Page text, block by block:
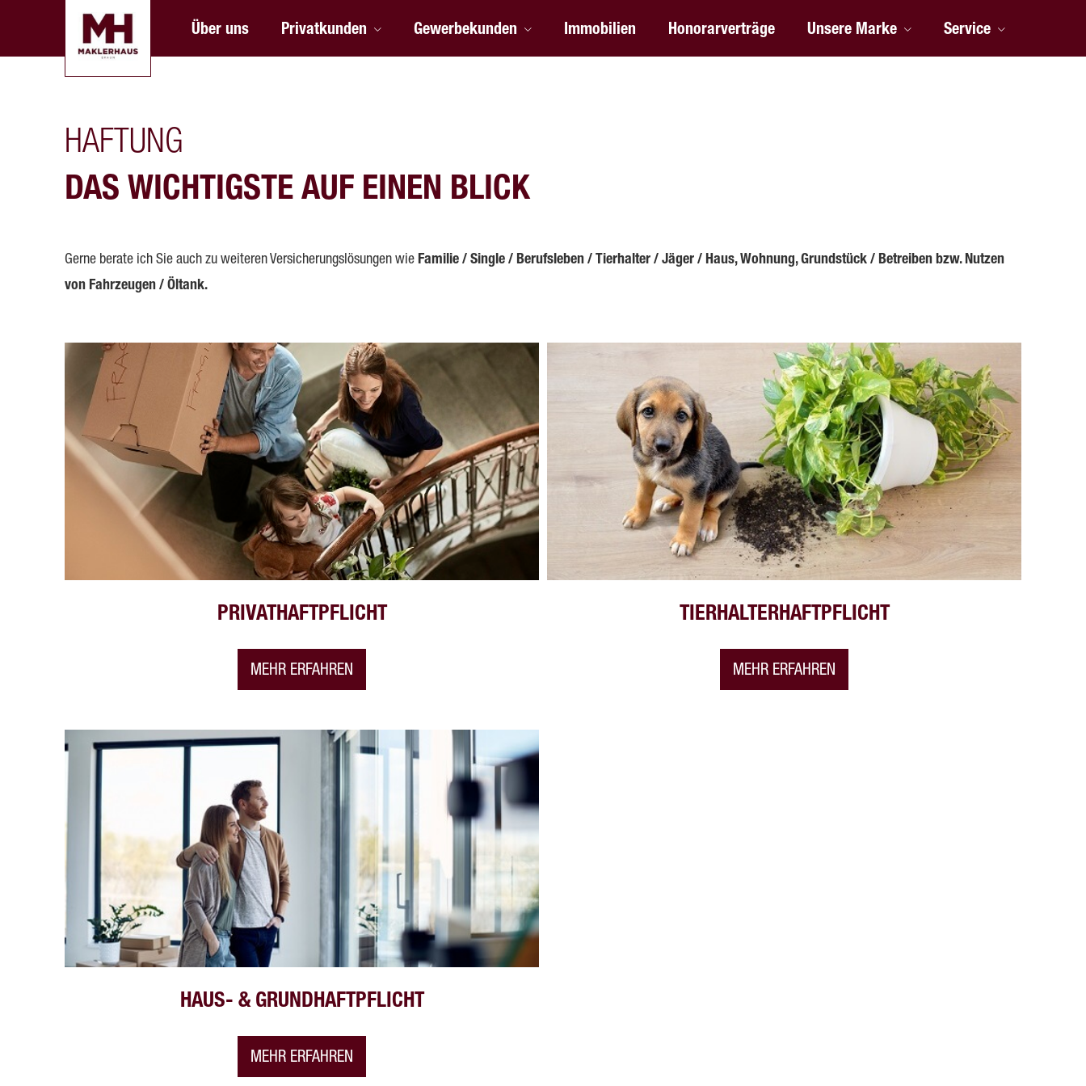
Über uns Privatkunden Gewerbekunden Immobilien Honorarverträge Unsere Marke Service
HAFTUNG
DAS WICHTIGSTE AUF EINEN BLICK
Gerne berate ich Sie auch zu weiteren Versicherungslösungen wie Familie / Single / Berufsleben / Tierhalter / Jäger / Haus, Wohnung, Grundstück / Betreiben bzw. Nutzen
von Fahrzeugen / Öltank.
PRIVATHAFTPFLICHT
MEHR ERFAHREN
TIERHALTERHAFTPFLICHT
MEHR ERFAHREN
HAUS- & GRUNDHAFTPFLICHT
MEHR ERFAHREN